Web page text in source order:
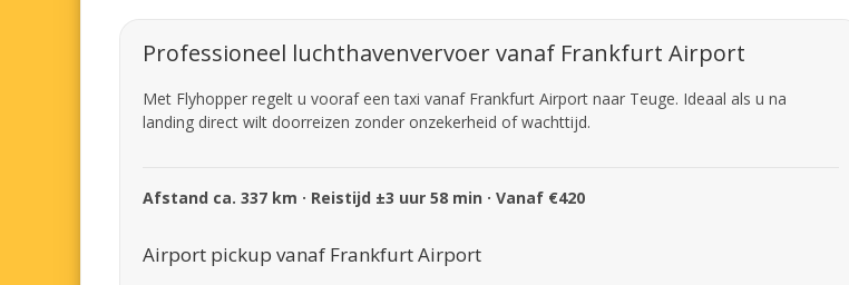
Professioneel luchthavenvervoer vanaf Frankfurt Airport
Met Flyhopper regelt u vooraf een taxi vanaf Frankfurt Airport naar Teuge. Ideaal als u na
landing direct wilt doorreizen zonder onzekerheid of wachttijd.
Afstand ca. 337 km · Reistijd ±3 uur 58 min · Vanaf €420
Airport pickup vanaf Frankfurt Airport